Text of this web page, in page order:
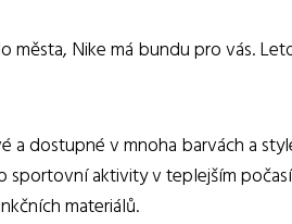
Nike má bundu pro vás.
a dostupné v mnoha barvách a
sportovní aktivity v teplejším
materiálů.